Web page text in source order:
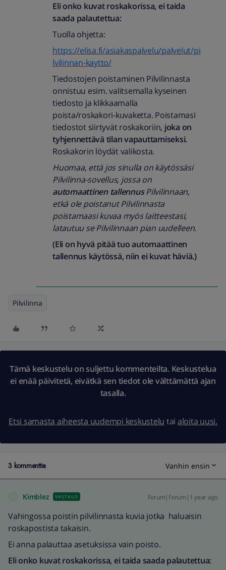
Eli onko kuvat roskakorissa, ei taida
saada palautettua:
Tuolla ohjetta:
https://elisa.fi/asiakaspalvelu/palvelut/pi
lvilinnan-kaytto/
Tiedostojen poistaminen Pilvilinnasta
onnistuu esim. valitsemalla kyseinen
tiedosto ja klikkaamalla
poista/roskakori-kuvaketta. Poistamasi
tiedostot siirtyvät roskakoriin, joka on
tyhjennettävä tilan vapauttamiseksi.
Roskakorin löydät valikosta.
Huomaa, että jos sinulla on käytössäsi
Pilvilinna-sovellus, jossa on
automaattinen tallennusPilvilinnaan,
etkä ole poistanut Pilvilinnasta
poistamaasi kuvaa myös laitteestasi,
latautuu se Pilvilinnaan pian uudelleen.
(Eli on hyvä pitää tuo automaattinen
tallennus käytössä, niin ei kuvat häviä.)
Pilvilinna
Tämä keskustelu on suljettu kommenteilta. Keskustelua
ei enää päivitetä, eivätkä sen tiedot ole välttämättä ajan
tasalla.
Etsi samasta aiheesta uudempi keskustelu tai aloita uusi.
3 kommenttia Vanhin ensin
Kimblez VASTAUS Forum|Forum|1 year ago
Vahingossa poistin pilvilinnasta kuvia jotka haluaisin
roskapostista takaisin.
Ei anna palauttaa asetuksissa vain poisto.
Eli onko kuvat roskakorissa, ei taida saada palautettua: